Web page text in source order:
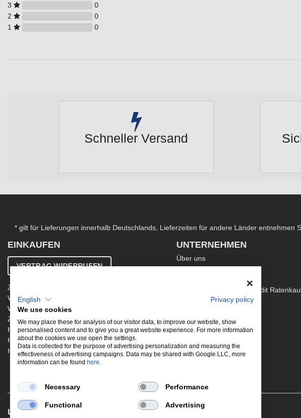
3
0
2
0
1
0
Schneller Versand
* gilt für Lieferungen innerhalb Deutschlands, Lieferzeiten für andere Länder entnehmen
EINKAUFEN
VERTRAG WIDERRUFEN
Zahlung & Versand
Widerrufsbelehrung
Warenkorb
Zur Kasse
Hinweis zur Altölentsorgung
Hinweis zur Batterieentsorgung
Händler werden
UNTERNEHMEN
Über uns
Kontakt
Ergänzende AGB EasyCredit
Datenschutzerklärung
Jobs
Newsletter
UNSERE BELIEBTESTEN PRODUKTE
English
Privacy policy
We use cookies
We may place these for analysis of our visitor data, to improve our website, show
personalised content and to give you a great website experience. For more information
about the cookies we use open the settings.
Data is collected for the purpose of advertising personalization and measuring the
effectiveness of advertising campaigns. Data may be shared with Google LLC, more
information can be found here.
Necessary Performance
Functional Advertising